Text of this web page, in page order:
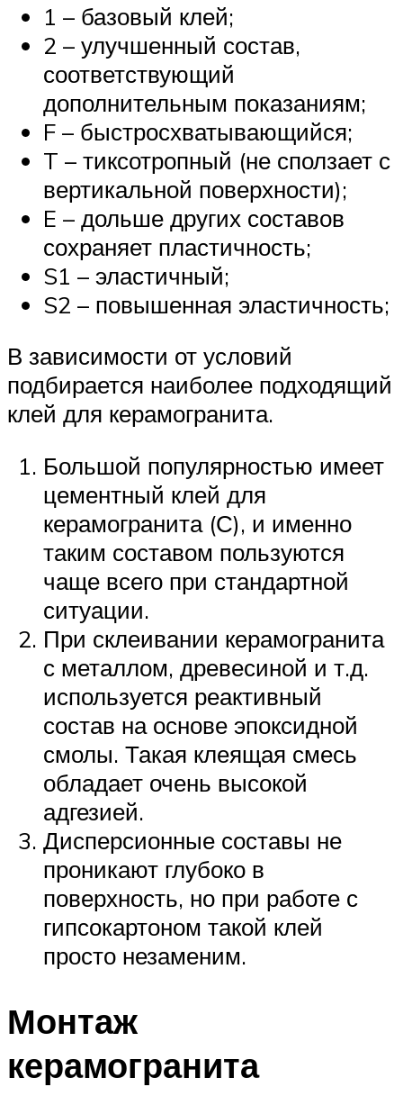
1 – базовый клей;
2 – улучшенный состав,
соответствующий
дополнительным показаниям;
F – быстросхватывающийся;
T – тиксотропный (не сползает с
вертикальной поверхности);
E – дольше других составов
сохраняет пластичность;
S1 – эластичный;
S2 – повышенная эластичность;
В зависимости от условий
подбирается наиболее подходящий
клей для керамогранита.
Большой популярностью имеет
цементный клей для
керамогранита (С), и именно
таким составом пользуются
чаще всего при стандартной
ситуации.
При склеивании керамогранита
с металлом, древесиной и т.д.
используется реактивный
состав на основе эпоксидной
смолы. Такая клеящая смесь
обладает очень высокой
адгезией.
Дисперсионные составы не
проникают глубоко в
поверхность, но при работе с
гипсокартоном такой клей
просто незаменим.
Монтаж
керамогранита